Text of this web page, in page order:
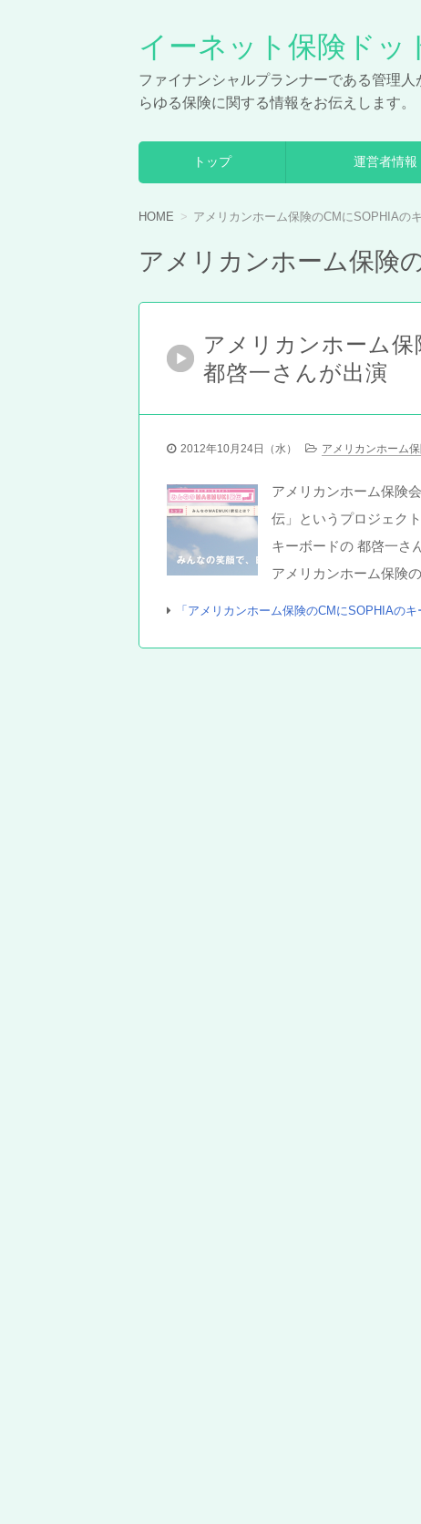
イーネット保険ドッ
ファイナンシャルプランナーである管理
らゆる保険に関する情報をお伝えします。
コンテンツへ移動
トップ 運営者情報
HOME アメリカンホーム保険のCMにSOPHIAの
アメリカンホーム保険
アメリカンホーム
都啓一さんが出演
2012年10月24日（水） アメリカンホーム
アメリカンホーム保険
伝」というプロジェク
キーボードの 都啓一さ
アメリカンホーム保険
「アメリカンホーム保険のCMにSOPHIAの